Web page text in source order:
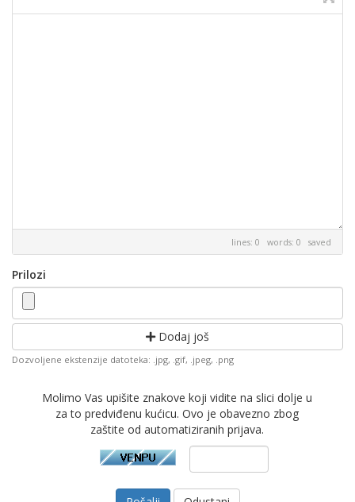
lines: 0 words: 0 saved
Prilozi
Dodaj još
Dozvoljene ekstenzije datoteka: .jpg, .gif, .jpeg, .png
Molimo Vas upišite znakove koji vidite na slici dolje u
za to predviđenu kućicu. Ovo je obavezno zbog
zaštite od automatiziranih prijava.